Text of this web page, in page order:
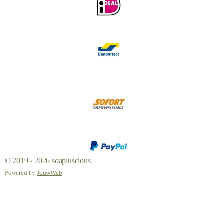
© 2019 - 2026 soapluscious
Powered by JouwWeb